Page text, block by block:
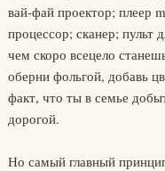
вай-фай проектор; плеер
процессор; сканер; пульт
чем скоро всецело
оберни фольгой, добавь
факт, что ты в семье
дорогой.
Но самый главный